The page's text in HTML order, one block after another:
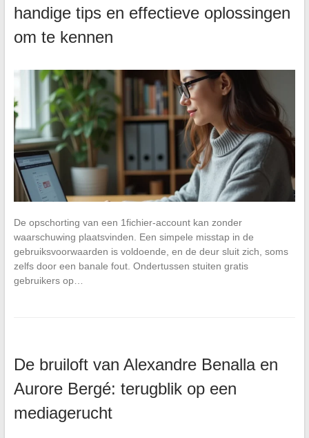
handige tips en effectieve oplossingen
om te kennen
De opschorting van een 1fichier-account kan zonder
waarschuwing plaatsvinden. Een simpele misstap in de
gebruiksvoorwaarden is voldoende, en de deur sluit zich, soms
zelfs door een banale fout. Ondertussen stuiten gratis
gebruikers op…
De bruiloft van Alexandre Benalla en
Aurore Bergé: terugblik op een
mediagerucht